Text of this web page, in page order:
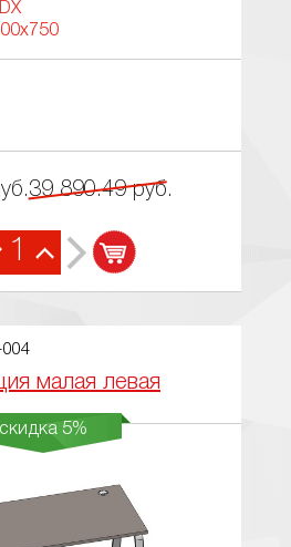
39 890.49 руб.
1
004
малая левая
скидка 5%